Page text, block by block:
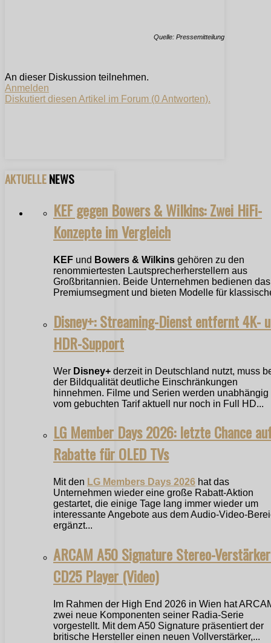
Quelle: Pressemitteilung
An dieser Diskussion teilnehmen.
Anmelden
Diskutiert diesen Artikel im Forum (0 Antworten).
AKTUELLENEWS
KEF gegen Bowers & Wilkins: Zwei HiFi-
Konzepte im Vergleich
KEF und Bowers & Wilkins gehören zu den
renommiertesten Lautsprecherherstellern aus
Großbritannien. Beide Unternehmen bedienen das
Premiumsegment und bieten Modelle für
Disney+: Streaming-Dienst entfernt 4K-
HDR-Support
Wer Disney+ derzeit in Deutschland nutzt, muss
der Bildqualität deutliche Einschränkungen
hinnehmen. Filme und Serien werden unabhängig
vom gebuchten Tarif aktuell nur noch in Full HD...
LG Member Days 2026: letzte Chance
Rabatte für OLED TVs
Mit den LG Members Days 2026 hat das
Unternehmen wieder eine große Rabatt-Aktion
gestartet, die einige Tage lang immer wieder um
interessante Angebote aus dem Audio-Video-
ergänzt...
ARCAM A50 Signature Stereo-
CD25 Player (Video)
Im Rahmen der High End 2026 in Wien hat
zwei neue Komponenten seiner Radia-Serie
vorgestellt. Mit dem A50 Signature präsentiert der
britische Hersteller einen neuen Vollverstärker,...